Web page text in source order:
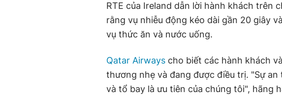
RTE của Ireland dẫn lời hành khách trên
rằng vụ nhiễu động kéo dài gần 20 giây
vụ thức ăn và nước uống.
Qatar Airways cho biết các hành khách
thương nhẹ và đang được điều trị. "Sự
và tổ bay là ưu tiên của chúng tôi", hãng